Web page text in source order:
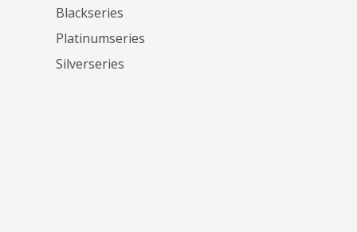
Blackseries
Platinumseries
Silverseries